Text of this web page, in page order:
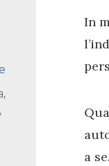
In
a